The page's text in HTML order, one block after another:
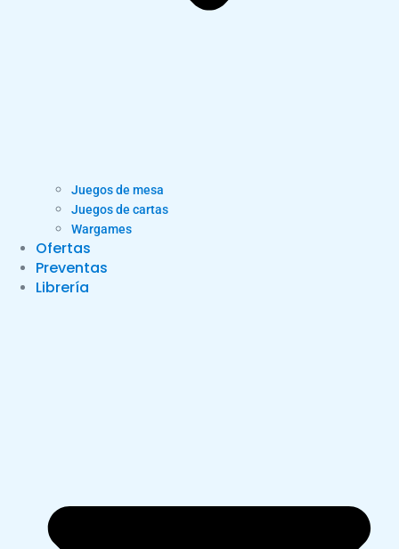
Juegos de mesa
Juegos de cartas
Wargames
Ofertas
Preventas
Librería